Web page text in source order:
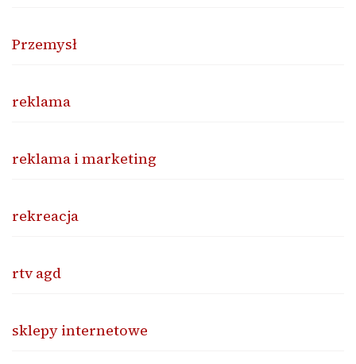
Przemysł
reklama
reklama i marketing
rekreacja
rtv agd
sklepy internetowe